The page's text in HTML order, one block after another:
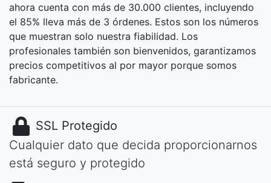
ahora cuenta con más de 30.000 clientes, incluyendo
el 85% lleva más de 3 órdenes. Estos son los números
que muestran solo nuestra fiabilidad. Los
profesionales también son bienvenidos, garantizamos
precios competitivos al por mayor porque somos
fabricante.
SSL Protegido
Cualquier dato que decida proporcionarnos
está seguro y protegido